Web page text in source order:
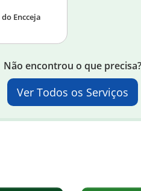
Encceja
Não encontrou o que precisa?
Ver Todos os Serviços